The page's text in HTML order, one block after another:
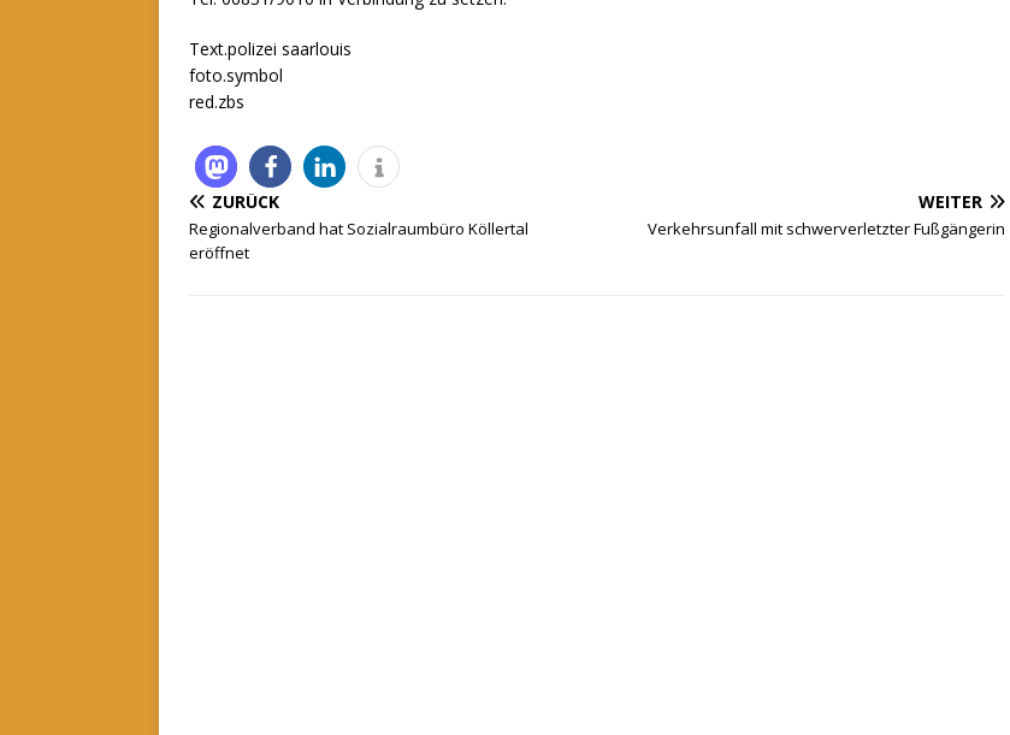
Text.polizei saarlouis
foto.symbol
red.zbs
ZURÜCK
Regionalverband hat Sozialraumbüro Köllertal
eröffnet
WEITER
Verkehrsunfall mit schwerverletzter Fußgängerin